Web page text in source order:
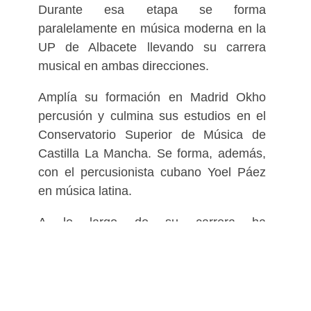
Durante esa etapa se forma
paralelamente en música moderna en la
UP de Albacete llevando su carrera
musical en ambas direcciones.
Amplía su formación en Madrid Okho
percusión y culmina sus estudios en el
Conservatorio Superior de Música de
Castilla La Mancha. Se forma, además,
con el percusionista cubano Yoel Páez
en música latina.
A lo largo de su carrera ha